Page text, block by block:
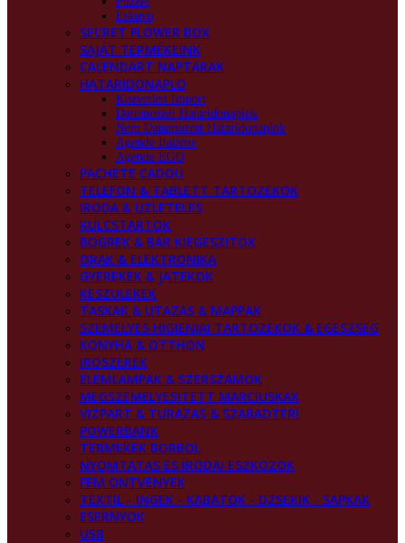
Eskuvo
SECRET FLOWER BOX
SAJÁT TERMÉKEINK
CALENDART NAPTARAK
HATARIDONAPLO
Kozvetlen Import
Datumozott Hataridonaplok
Nem Datumozott Hataridonaplok
Agende Italiene
Agende EGO
PACHETE CADOU
TELEFON & TABLETT TARTOZEKOK
IRODA & UZLETELES
KULCSTARTOK
BOGREK & BAR KIEGESZITOK
ORAK & ELEKTRONIKA
GYEREKEK & JATEKOK
KESZULEKEK
TASKAK & UTAZAS & MAPPAK
SZEMELYES HIGIENIAI TARTOZEKOK & EGESZSEG
KONYHA & OTTHON
IROSZEREK
ELEMLAMPAK & SZERSZAMOK
MEGSZEMELYESITETT MARCIUSKAK
VIZPART & TURAZAS & SZABADTERI
POWERBANK
TERMEKEK BORBOL
NYOMTATAS ES IRODAI ESZKOZOK
FEM ONTVENYEK
TEXTIL - INGEK - KABATOK - DZSEKIK - SAPKAK
ESERNYOK
USB